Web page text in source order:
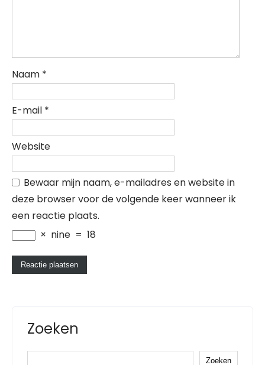
Naam *
E-mail *
Website
Bewaar mijn naam, e-mailadres en website in
deze browser voor de volgende keer wanneer ik
een reactie plaats.
× nine = 18
Zoeken
Zoeken